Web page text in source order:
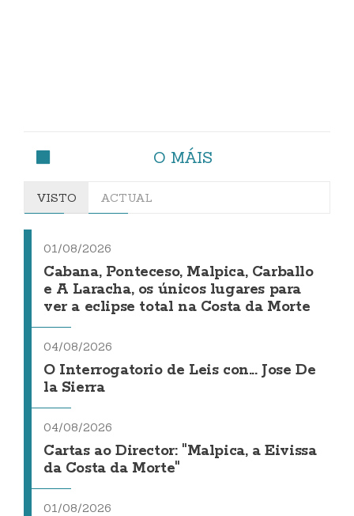
O MÁIS
VISTO ACTUAL
01/08/2026
Cabana, Ponteceso, Malpica, Carballo
e A Laracha, os únicos lugares para
ver a eclipse total na Costa da Morte
04/08/2026
O Interrogatorio de Leis con... Jose De
la Sierra
04/08/2026
Cartas ao Director: "Malpica, a Eivissa
da Costa da Morte"
01/08/2026